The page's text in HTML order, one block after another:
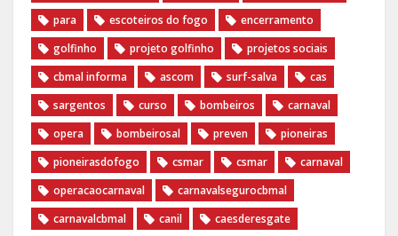
para
escoteiros do fogo
encerramento
golfinho
projeto golfinho
projetos sociais
cbmal informa
ascom surf-salva
cas
sargentos
curso bombeiros
carnaval
opera
bombeirosal preven
pioneiras
pioneirasdofogo
csmar csmar
carnaval
operacaocarnaval
carnavalsegurocbmal
carnavalcbmal
canil
caesderesgate